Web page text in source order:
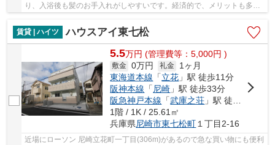
り、入浴後も髪のお手入れがしやすいです。経済的で、メリットも多い
賃貸物件。尼崎市エリアや東海道・山陽本線立花...
賃貸 | ハイツ
ハウスアイ東七松
5.5万円 (管理費等：5,000円 )
敷金 0万円 礼金
1ヶ月
東海道本線 「立花 」駅 徒歩11分
阪神本線 「尼崎 」駅 徒歩33分
阪急神戸本線 「武庫之荘 」駅 徒歩37分
1階 / 1K / 25.61㎡
兵庫県尼崎市東七松町１丁目2-16
近場にローソン 尼崎立花町一丁目(306m)があるので急な買い物にも便利